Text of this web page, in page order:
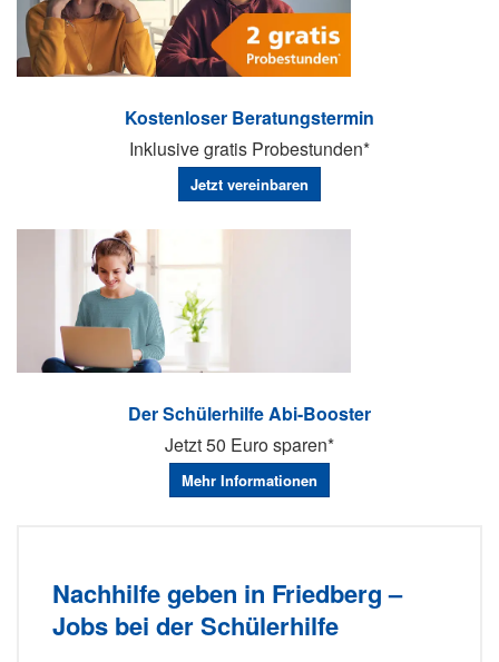
Kostenloser Beratungstermin
Inklusive gratis Probestunden*
Jetzt vereinbaren
Der Schülerhilfe Abi-Booster
Jetzt 50 Euro sparen*
Mehr Informationen
Nachhilfe geben in Friedberg –
Jobs bei der Schülerhilfe